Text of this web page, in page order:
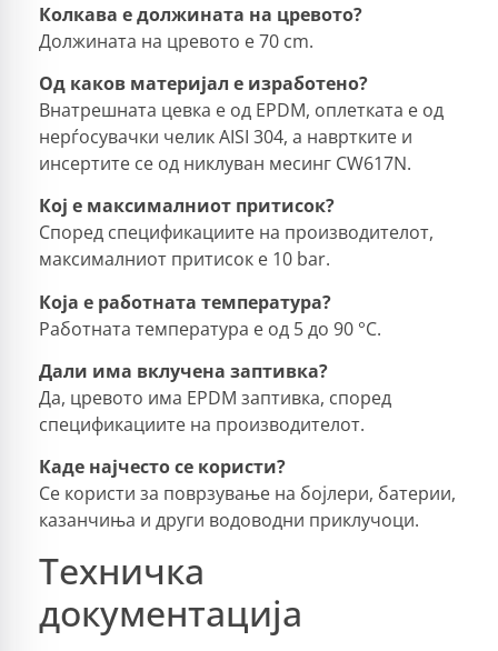
Колкава е должината на цревото?
Должината на цревото е 70 cm.
Од каков материјал е изработено?
Внатрешната цевка е од EPDM, оплетката е од
нерѓосувачки челик AISI 304, а навртките и
инсертите се од никлуван месинг CW617N.
Кој е максималниот притисок?
Според спецификациите на производителот,
максималниот притисок е 10 bar.
Која е работната температура?
Работната температура е од 5 до 90 °C.
Дали има вклучена заптивка?
Да, цревото има EPDM заптивка, според
спецификациите на производителот.
Каде најчесто се користи?
Се користи за поврзување на бојлери, батерии,
казанчиња и други водоводни приклучоци.
Техничка
документација